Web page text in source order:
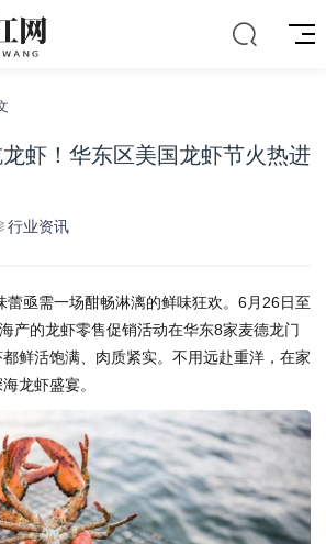
虾！华东区美国龙虾节火热进
行业资讯
蕾亟需一场酣畅淋漓的鲜味狂欢。6月26日至
产的龙虾零售促销活动在华东8家麦德龙门
鲜活饱满、肉质紧实。不用远赴重洋，在家
龙虾盛宴。